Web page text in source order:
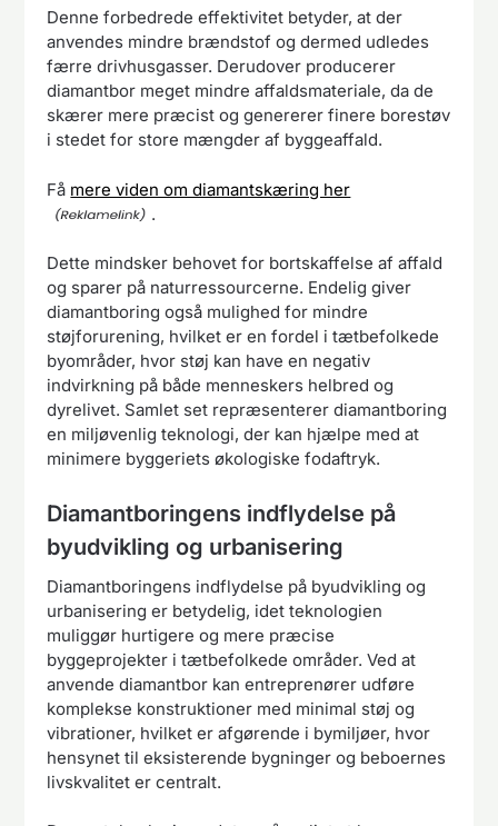
Denne forbedrede effektivitet betyder, at der
anvendes mindre brændstof og dermed udledes
færre drivhusgasser. Derudover producerer
diamantbor meget mindre affaldsmateriale, da de
skærer mere præcist og genererer finere borestøv
i stedet for store mængder af byggeaffald.
Få mere viden om diamantskæring her
.
Dette mindsker behovet for bortskaffelse af affald
og sparer på naturressourcerne. Endelig giver
diamantboring også mulighed for mindre
støjforurening, hvilket er en fordel i tætbefolkede
byområder, hvor støj kan have en negativ
indvirkning på både menneskers helbred og
dyrelivet. Samlet set repræsenterer diamantboring
en miljøvenlig teknologi, der kan hjælpe med at
minimere byggeriets økologiske fodaftryk.
Diamantboringens indflydelse på
byudvikling og urbanisering
Diamantboringens indflydelse på byudvikling og
urbanisering er betydelig, idet teknologien
muliggør hurtigere og mere præcise
byggeprojekter i tætbefolkede områder. Ved at
anvende diamantbor kan entreprenører udføre
komplekse konstruktioner med minimal støj og
vibrationer, hvilket er afgørende i bymiljøer, hvor
hensynet til eksisterende bygninger og beboernes
livskvalitet er centralt.